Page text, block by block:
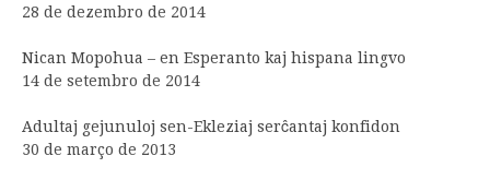
28 de dezembro de 2014
Nican Mopohua – en Esperanto kaj hispana lingvo
14 de setembro de 2014
Adultaj gejunuloj sen-Ekleziaj serĉantaj konfidon
30 de março de 2013